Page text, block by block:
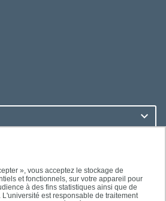
», vous acceptez le stockage de
et fonctionnels, sur votre appareil pour
à des fins statistiques ainsi que de
est responsable de traitement